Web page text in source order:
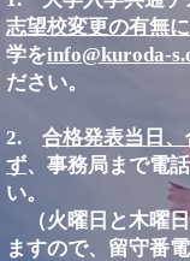
志望校変更の有無
学をinfo@kuroda-
ださい。
2. 合格発表当日、
ず、事務局まで電
い。
（火曜日と木曜
ますので、留守番